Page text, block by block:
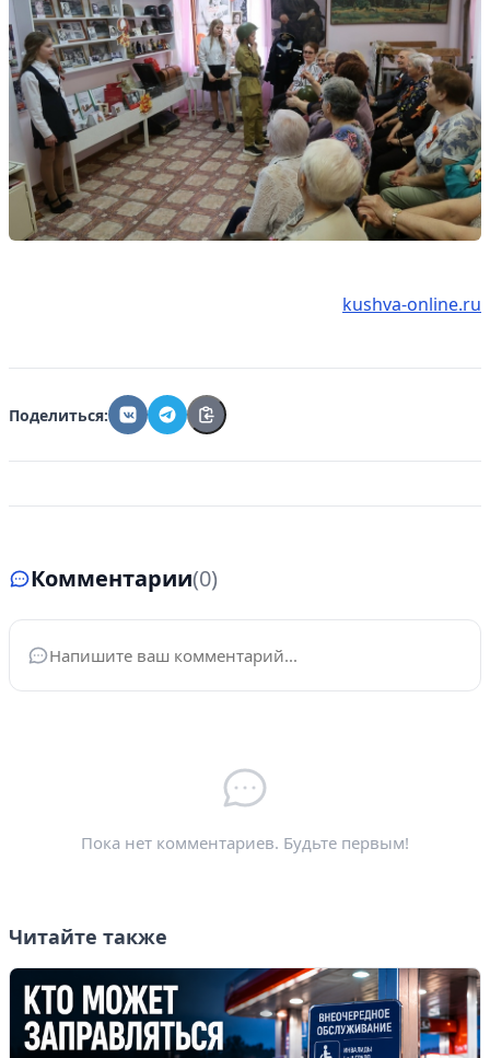
kushva-online.ru
Поделиться:
Комментарии(0)
Ваше имя*
Пока нет комментариев. Будьте первым!
Читайте также